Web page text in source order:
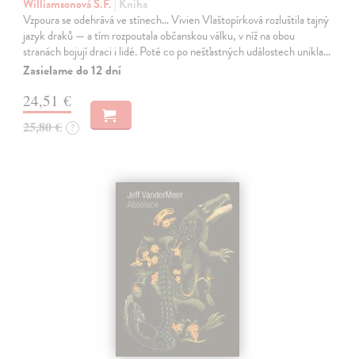
Williamsonová S.F. | Kniha
Vzpoura se odehrává ve stínech… Vivien Vlaštopírková rozluštila tajný
jazyk draků — a tím rozpoutala občanskou válku, v níž na obou
stranách bojují draci i lidé. Poté co po nešťastných událostech unikla…
Zasielame do 12 dní
24,51 €
25,80 € ?